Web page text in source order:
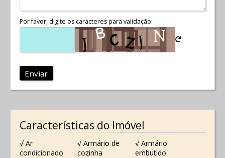
Por favor, digite os caracteres para validação:
Enviar
Características do Imóvel
√ Ar
condicionado
√ Armário de
cozinha
√ Armário
embutido